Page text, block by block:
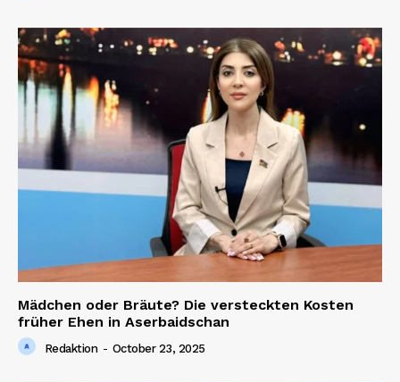
Mädchen oder Bräute? Die versteckten Kosten
früher Ehen in Aserbaidschan
Redaktion - October 23, 2025